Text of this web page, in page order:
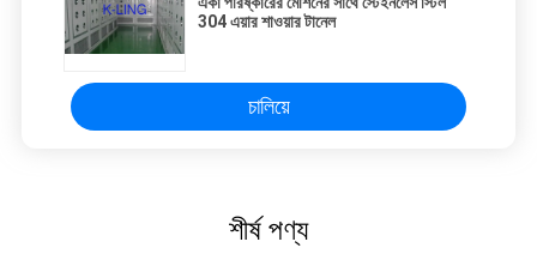
304 এয়ার শাওয়ার টানেল
চালিয়ে
শীর্ষ পণ্য